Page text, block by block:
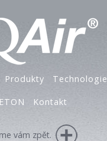
Produkty Technologie
Kontakt
vám zpět.